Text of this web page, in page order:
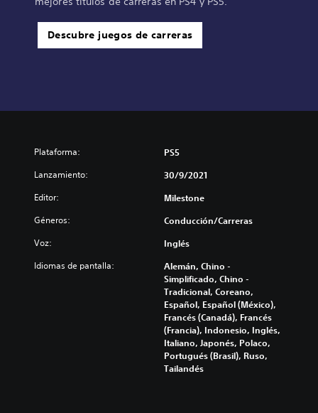
Descubre juegos de carreras
Plataforma: PS5
Lanzamiento: 30/9/2021
Editor: Milestone
Géneros: Conducción/Carreras
Voz: Inglés
Idiomas de pantalla:
Alemán, Chino -
Simplificado, Chino -
Tradicional, Coreano,
Español, Español (México),
Francés (Canadá), Francés
(Francia), Indonesio, Inglés,
Italiano, Japonés, Polaco,
Portugués (Brasil), Ruso,
Tailandés